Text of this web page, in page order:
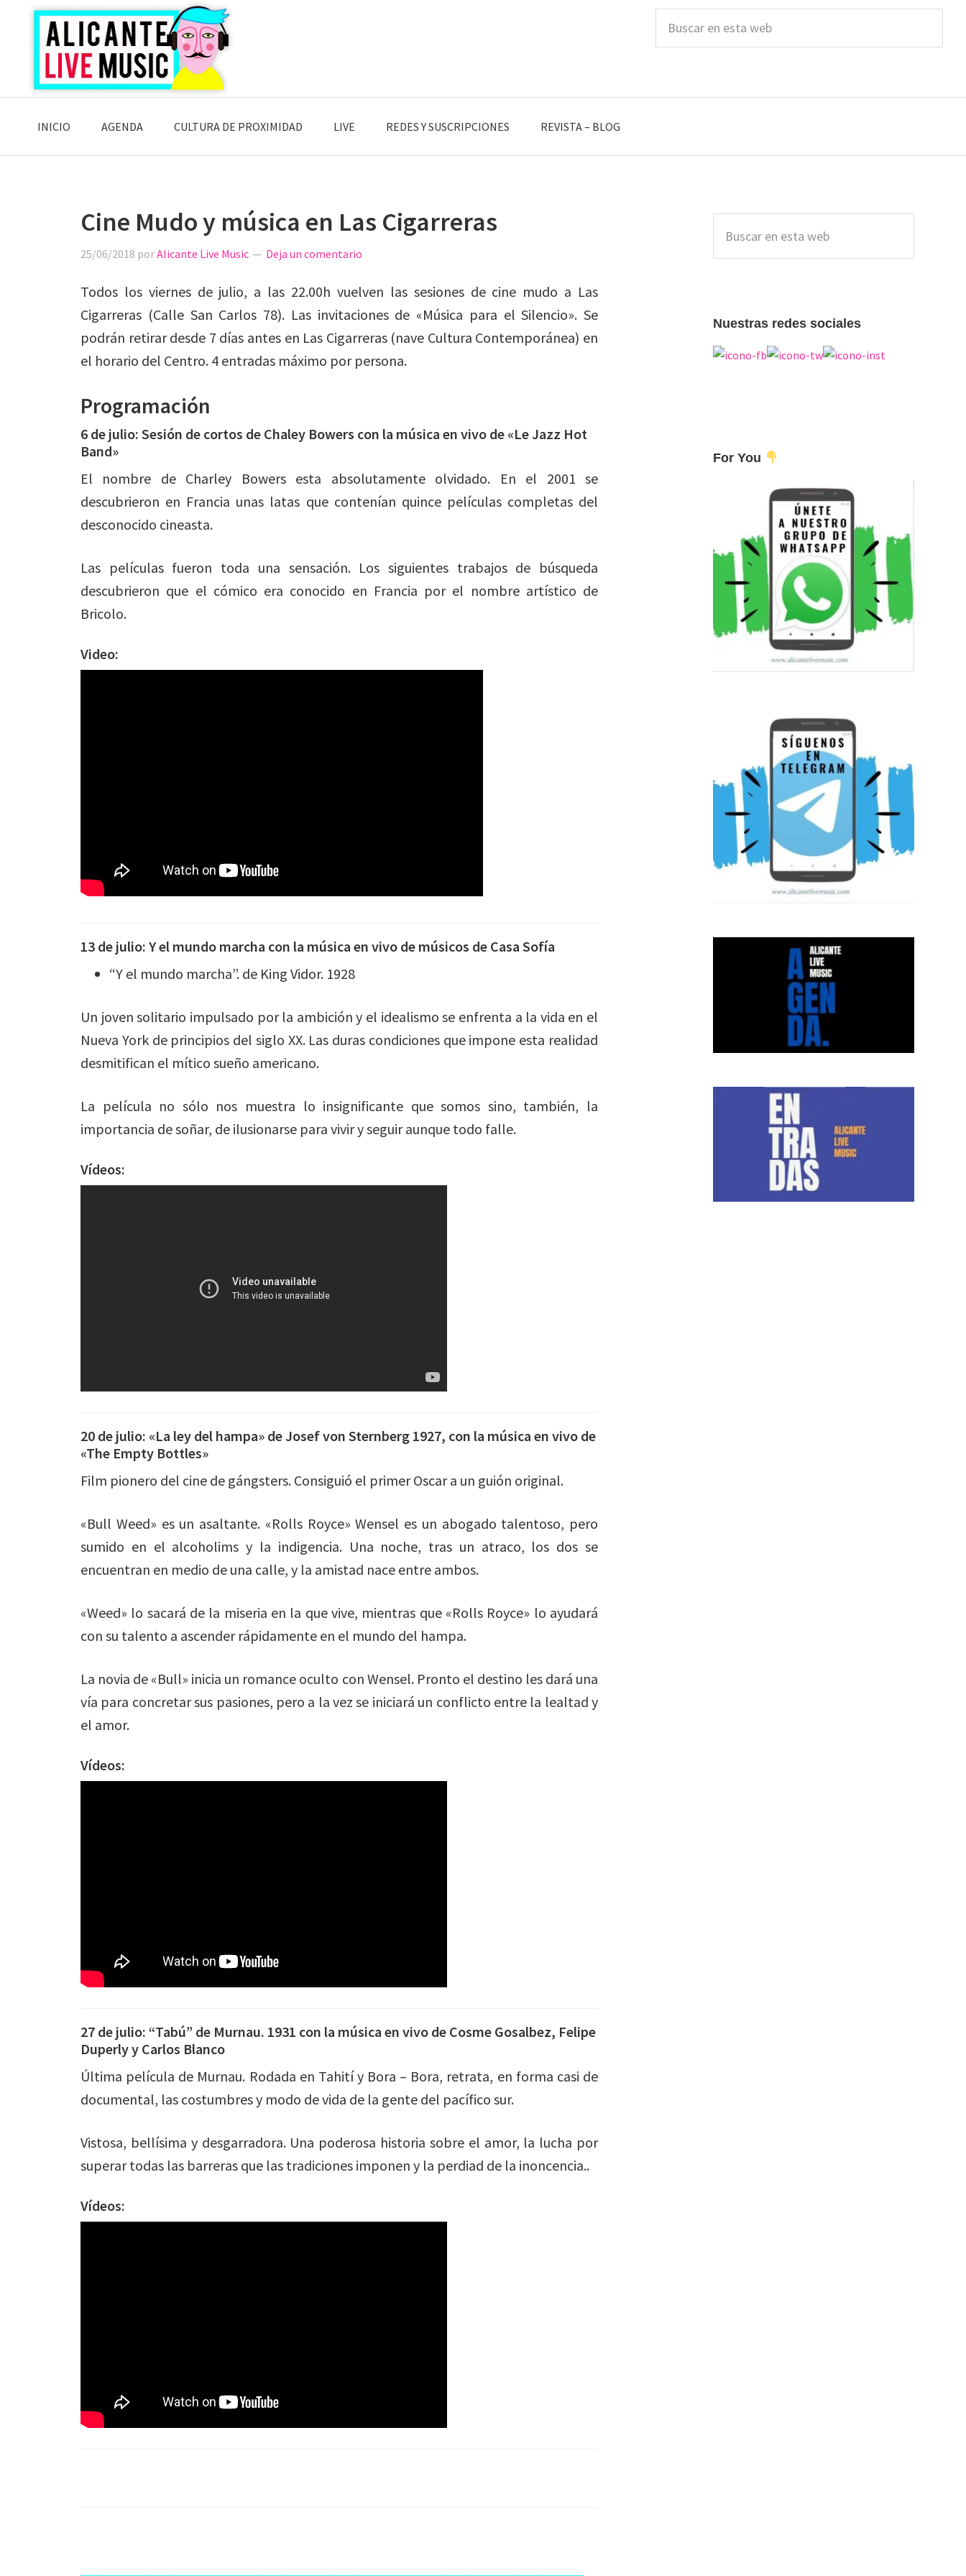
Saltar
navegación
principal
Saltar
contenido
principal
Saltar
lateral
principal
esta
INICIO AGENDA CULTURA DE PROXIMIDAD LIVE REDES Y SUSCRIPCIONES REVISTA – BLOG
Cine Mudo y música en Las Cigarreras
25/06/2018 porAlicante Live Music Deja un comentario
Todos los viernes de julio, a las 22.00h vuelven las sesiones de cine mudo a Las
Cigarreras (Calle San Carlos 78). Las invitaciones de «Música para el Silencio». Se
podrán retirar desde 7 días antes en Las Cigarreras (nave Cultura Contemporánea) en
el horario del Centro. 4 entradas máximo por persona.
Programación
6 de julio: Sesión de cortos de Chaley Bowers con la música en vivo de «Le Jazz Hot
Band»
El nombre de Charley Bowers esta absolutamente olvidado. En el 2001 se
descubrieron en Francia unas latas que contenían quince películas completas del
desconocido cineasta.
Las películas fueron toda una sensación. Los siguientes trabajos de búsqueda
descubrieron que el cómico era conocido en Francia por el nombre artístico de
Bricolo.
Video:
13 de julio: Y el mundo marcha con la música en vivo de músicos de Casa Sofía
“Y el mundo marcha”. de King Vidor. 1928
Un joven solitario impulsado por la ambición y el idealismo se enfrenta a la vida en el
Nueva York de principios del siglo XX. Las duras condiciones que impone esta realidad
desmitifican el mítico sueño americano.
La película no sólo nos muestra lo insignificante que somos sino, también, la
importancia de soñar, de ilusionarse para vivir y seguir aunque todo falle.
Vídeos:
20 de julio: «La ley del hampa» de Josef von Sternberg 1927, con la música en vivo de
«The Empty Bottles»
Film pionero del cine de gángsters. Consiguió el primer Oscar a un guión original.
«Bull Weed» es un asaltante. «Rolls Royce» Wensel es un abogado talentoso, pero
sumido en el alcoholims y la indigencia. Una noche, tras un atraco, los dos se
encuentran en medio de una calle, y la amistad nace entre ambos.
«Weed» lo sacará de la miseria en la que vive, mientras que «Rolls Royce» lo ayudará
con su talento a ascender rápidamente en el mundo del hampa.
La novia de «Bull» inicia un romance oculto con Wensel. Pronto el destino les dará una
vía para concretar sus pasiones, pero a la vez se iniciará un conflicto entre la lealtad y
el amor.
Vídeos:
27 de julio: “Tabú” de Murnau. 1931 con la música en vivo de Cosme Gosalbez, Felipe
Duperly y Carlos Blanco
Última película de Murnau. Rodada en Tahití y Bora – Bora, retrata, en forma casi de
documental, las costumbres y modo de vida de la gente del pacífico sur.
Vistosa, bellísima y desgarradora. Una poderosa historia sobre el amor, la lucha por
superar todas las barreras que las tradiciones imponen y la perdiad de la inoncencia..
Vídeos:
lateral
principal
esta
Nuestras redes sociales
For You